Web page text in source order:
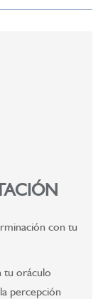
con tu
tu oráculo
percepción